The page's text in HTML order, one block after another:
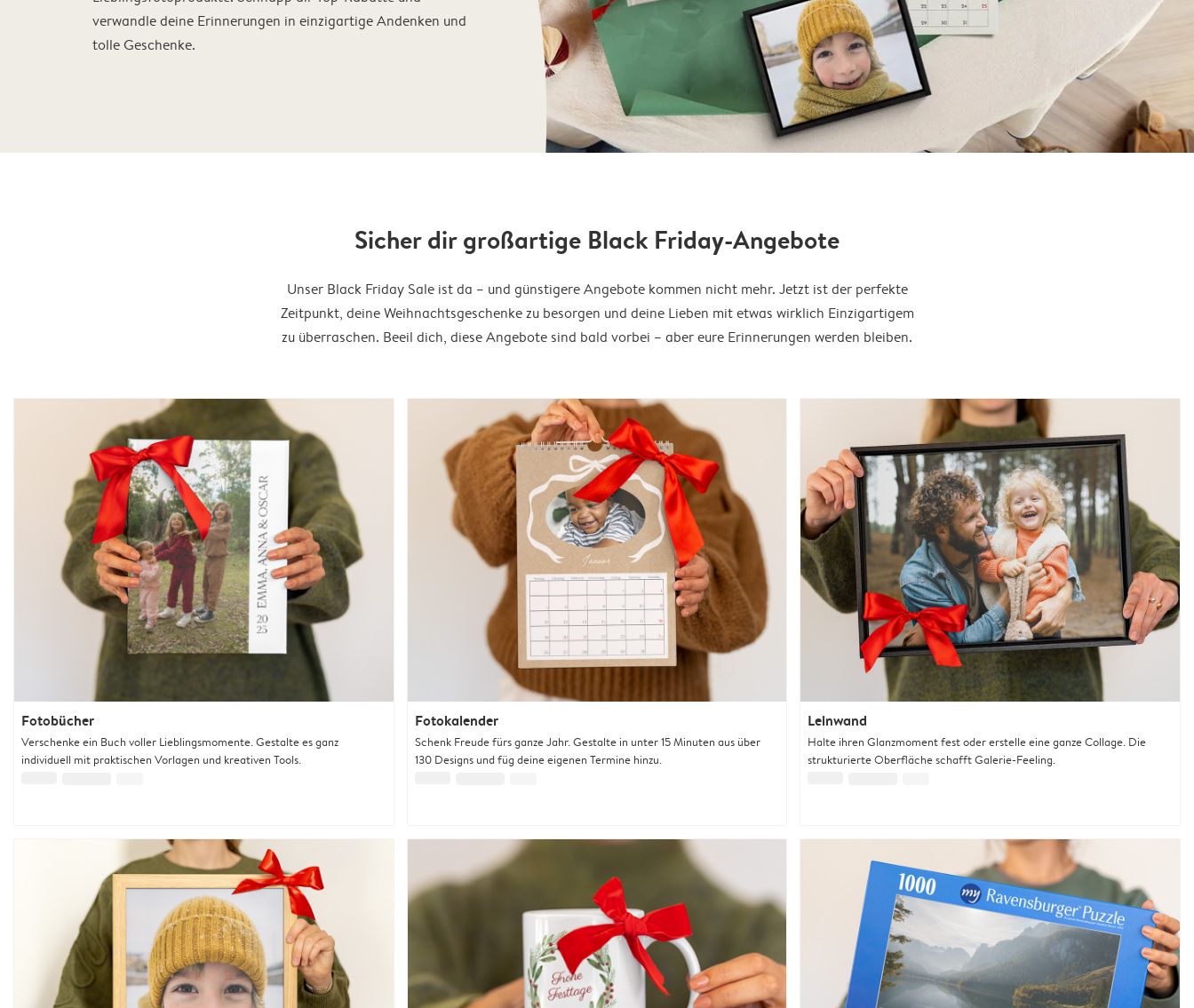
verwandle deine Erinnerungen in einzigartige Andenken und
tolle Geschenke.
Sicher dir großartige Black Friday-Angebote
Unser Black Friday Sale ist da – und günstigere Angebote kommen nicht mehr. Jetzt ist der perfekte
Zeitpunkt, deine Weihnachtsgeschenke zu besorgen und deine Lieben mit etwas wirklich Einzigartigem
zu überraschen. Beeil dich, diese Angebote sind bald vorbei – aber eure Erinnerungen werden bleiben.
Fotobücher
Verschenke ein Buch voller Lieblingsmomente. Gestalte es ganz
individuell mit praktischen Vorlagen und kreativen Tools.
Fotokalender
Schenk Freude fürs ganze Jahr. Gestalte in unter 15 Minuten aus über
130 Designs und füg deine eigenen Termine hinzu.
Leinwand
Halte ihren Glanzmoment fest oder erstelle eine ganze Collage. Die
strukturierte Oberfläche schafft Galerie-Feeling.